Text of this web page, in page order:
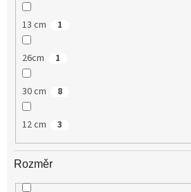
13 cm 1
26cm 1
30 cm 8
12 cm 3
Rozměr